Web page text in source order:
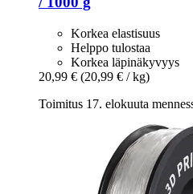
Korkea elastisuus
Helppo tulostaa
Korkea läpinäkyvyys
20,99 € (20,99 € / kg)
Toimitus 17. elokuuta